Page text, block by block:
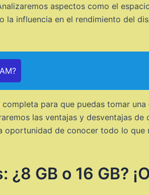
aspectos como el
influencia en el rendimiento del
para que puedas tomar
las ventajas y desventajas
de conocer todo lo que
GB o 16 GB?